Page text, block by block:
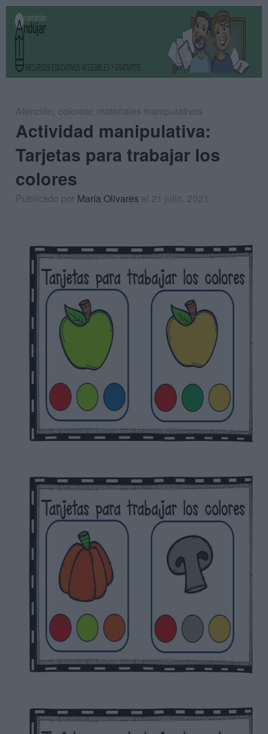
Atención, colorear , materiales manipulativos
Actividad manipulativa:
Tarjetas para trabajar los
colores
Publicado por María Olivares el 21 julio, 2021